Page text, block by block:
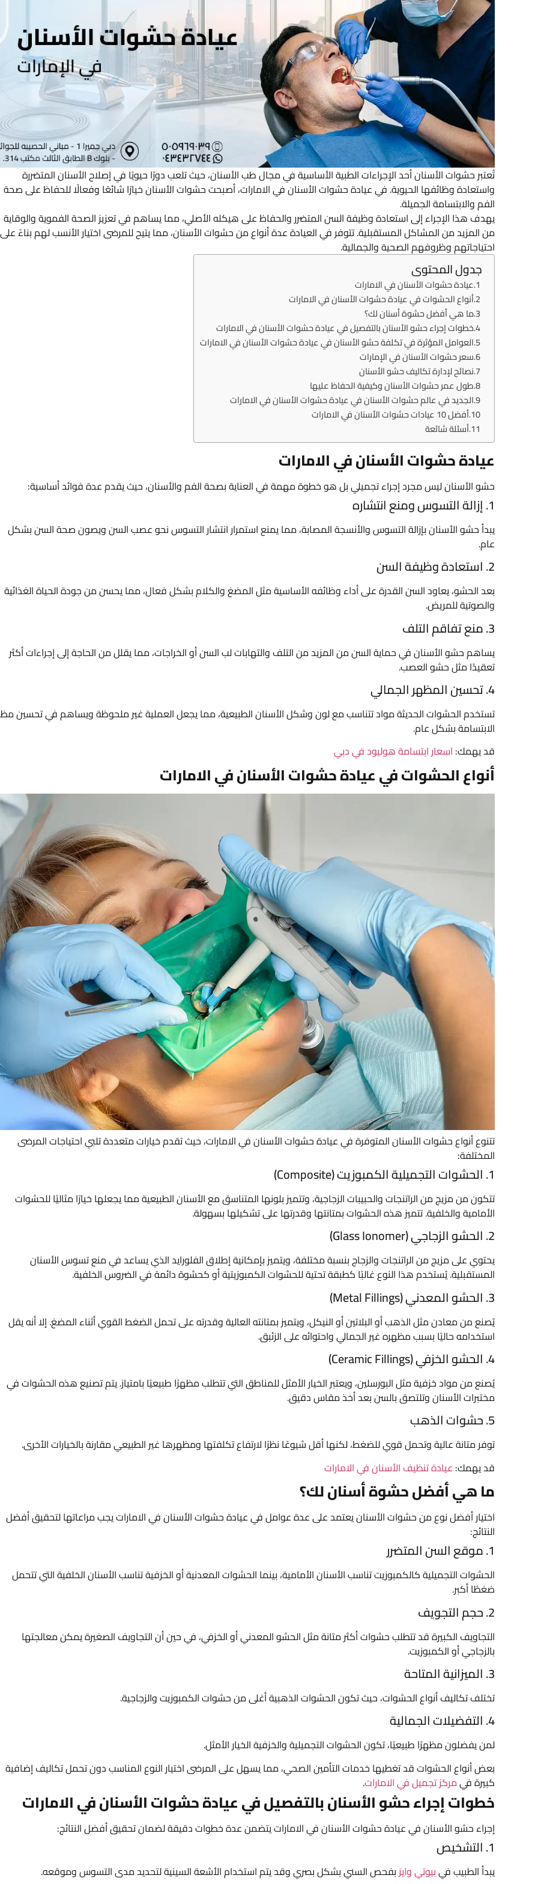
تُعتبر حشوات الأسنان أحد الإجراءات الطبية الأساسية في مجال طب الأسنان، حيث تلعب دورًا حيويًا في إصلاح الأسنان المتضررة
واستعادة وظائفها الحيوية. في عيادة حشوات الأسنان في الامارات، أصبحت حشوات الأسنان خيارًا شائعًا وفعالًا للحفاظ على صحة
الفم والابتسامة الجميلة.
يهدف هذا الإجراء إلى استعادة وظيفة السن المتضرر والحفاظ على هيكله الأصلي، مما يساهم في تعزيز الصحة الفموية والوقاية
من المزيد من المشاكل المستقبلية. تتوفر في العيادة عدة أنواع من حشوات الأسنان، مما يتيح للمرضى اختيار الأنسب لهم بناءً على
احتياجاتهم وظروفهم الصحية والجمالية.
جدول المحتوى
عيادة حشوات الأسنان في الامارات
أنواع الحشوات في عيادة حشوات الأسنان في الامارات
ما هي أفضل حشوة أسنان لك؟
خطوات إجراء حشو الأسنان بالتفصيل في عيادة حشوات الأسنان في الامارات
العوامل المؤثرة في تكلفة حشو الأسنان في عيادة حشوات الأسنان في الامارات
سعر حشوات الأسنان في الإمارات
نصائح لإدارة تكاليف حشو الأسنان
طول عمر حشوات الأسنان وكيفية الحفاظ عليها
الجديد في عالم حشوات الأسنان في عيادة حشوات الأسنان في الامارات
أفضل 10 عيادات حشوات الأسنان في الامارات
أسئلة شائعة
عيادة حشوات الأسنان في الامارات
حشو الأسنان ليس مجرد إجراء تجميلي بل هو خطوة مهمة في العناية بصحة الفم والأسنان، حيث يقدم عدة فوائد أساسية:
1. إزالة التسوس ومنع انتشاره
يبدأ حشو الأسنان بإزالة التسوس والأنسجة المصابة، مما يمنع استمرار انتشار التسوس نحو عصب السن ويصون صحة السن بشكل
عام.
2. استعادة وظيفة السن
بعد الحشو، يعاود السن القدرة على أداء وظائفه الأساسية مثل المضغ والكلام بشكل فعال، مما يحسن من جودة الحياة الغذائية
والصوتية للمريض.
3. منع تفاقم التلف
يساهم حشو الأسنان في حماية السن من المزيد من التلف والتهابات لب السن أو الخراجات، مما يقلل من الحاجة إلى إجراءات أكثر
تعقيدًا مثل حشو العصب.
4. تحسين المظهر الجمالي
تستخدم الحشوات الحديثة مواد تتناسب مع لون وشكل الأسنان الطبيعية، مما يجعل العملية غير ملحوظة ويساهم في تحسين
الابتسامة بشكل عام.
قد يهمك: اسعار ابتسامة هوليود في دبي
أنواع الحشوات في عيادة حشوات الأسنان في الامارات
تتنوع أنواع حشوات الأسنان المتوفرة في عيادة حشوات الأسنان في الامارات، حيث تقدم خيارات متعددة تلبي احتياجات المرضى
المختلفة:
1. الحشوات التجميلية الكمبوزيت (Composite)
تتكون من مزيج من الراتنجات والحبيبات الزجاجية، وتتميز بلونها المتناسق مع الأسنان الطبيعية مما يجعلها خيارًا مثاليًا للحشوات
الأمامية والخلفية. تتميز هذه الحشوات بمتانتها وقدرتها على تشكيلها بسهولة.
2. الحشو الزجاجي (Glass Ionomer)
يحتوي على مزيج من الراتنجات والزجاج بنسبة مختلفة، ويتميز بإمكانية إطلاق الفلورايد الذي يساعد في منع تسوس الأسنان
المستقبلية. يُستخدم هذا النوع غالبًا كطبقة تحتية للحشوات الكمبوزيتية أو كحشوة دائمة في الضروس الخلفية.
3. الحشو المعدني (Metal Fillings)
يُصنع من معادن مثل الذهب أو البلاتين أو النيكل، ويتميز بمتانته العالية وقدرته على تحمل الضغط القوي أثناء المضغ. إلا أنه يقل
استخدامه حاليًا بسبب مظهره غير الجمالي واحتوائه على الزئبق.
4. الحشو الخزفي (Ceramic Fillings)
يُصنع من مواد خزفية مثل البورسلين، ويعتبر الخيار الأمثل للمناطق التي تتطلب مظهرًا طبيعيًا بامتياز. يتم تصنيع هذه الحشوات في
مختبرات الأسنان وتلتصق بالسن بعد أخذ مقاس دقيق.
5. حشوات الذهب
توفر متانة عالية وتحمل قوي للضغط، لكنها أقل شيوعًا نظرًا لارتفاع تكلفتها ومظهرها غير الطبيعي مقارنة بالخيارات الأخرى.
قد يهمك: عيادة تنظيف الأسنان في الامارات
ما هي أفضل حشوة أسنان لك؟
اختيار أفضل نوع من حشوات الأسنان يعتمد على عدة عوامل في عيادة حشوات الأسنان في الامارات يجب مراعاتها لتحقيق أفضل
النتائج:
1. موقع السن المتضرر
الحشوات التجميلية كالكمبوزيت تناسب الأسنان الأمامية، بينما الحشوات المعدنية أو الخزفية تناسب الأسنان الخلفية التي تتحمل
ضغطًا أكبر.
2. حجم التجويف
التجاويف الكبيرة قد تتطلب حشوات أكثر متانة مثل الحشو المعدني أو الخزفي، في حين أن التجاويف الصغيرة يمكن معالجتها
بالزجاجي أو الكمبوزيت.
3. الميزانية المتاحة
تختلف تكاليف أنواع الحشوات، حيث تكون الحشوات الذهبية أغلى من حشوات الكمبوزيت والزجاجية.
4. التفضيلات الجمالية
لمن يفضلون مظهرًا طبيعيًا، تكون الحشوات التجميلية والخزفية الخيار الأمثل.
بعض أنواع الحشوات قد تغطيها خدمات التأمين الصحي، مما يسهل على المرضى اختيار النوع المناسب دون تحمل تكاليف إضافية
كبيرة فيمركز تجميل في الامارات.
خطوات إجراء حشو الأسنان بالتفصيل في عيادة حشوات الأسنان في الامارات
إجراء حشو الأسنان في عيادة حشوات الأسنان في الامارات يتضمن عدة خطوات دقيقة لضمان تحقيق أفضل النتائج:
1. التشخيص
يبدأ الطبيب فيبيوتي وايز بفحص السني بشكل بصري وقد يتم استخدام الأشعة السينية لتحديد مدى التسوس وموقعه.